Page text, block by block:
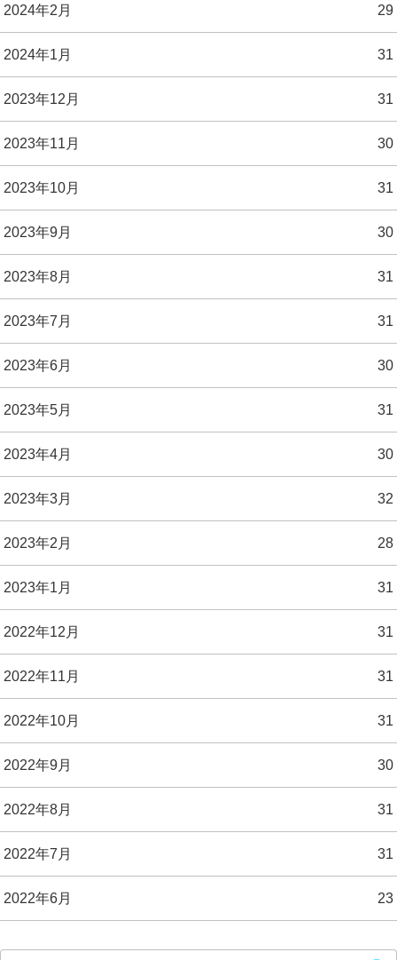
2024年2月 29
2024年1月 31
2023年12月 31
2023年11月 30
2023年10月 31
2023年9月 30
2023年8月 31
2023年7月 31
2023年6月 30
2023年5月 31
2023年4月 30
2023年3月 32
2023年2月 28
2023年1月 31
2022年12月 31
2022年11月 31
2022年10月 31
2022年9月 30
2022年8月 31
2022年7月 31
2022年6月 23